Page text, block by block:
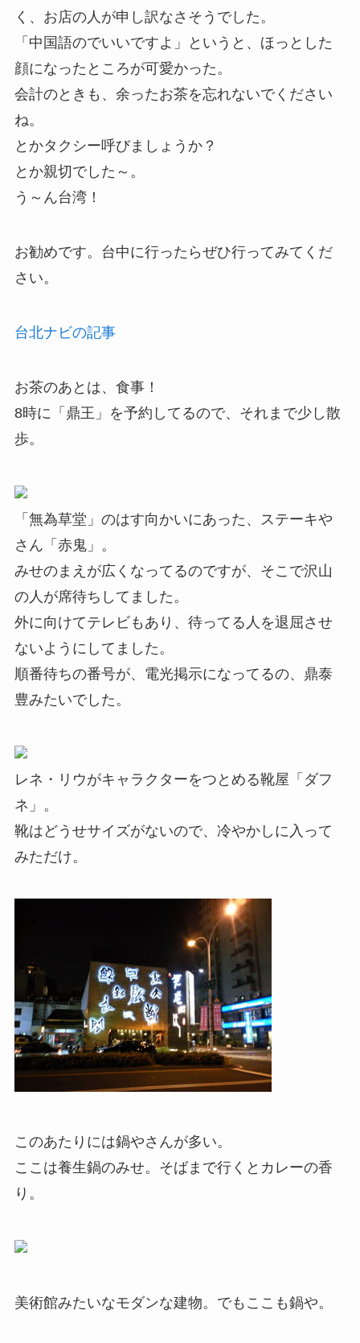
く、お店の人が申し訳なさそうでした。
「中国語のでいいですよ」というと、ほっとした
顔になったところが可愛かった。
会計のときも、余ったお茶を忘れないでください
ね。
とかタクシー呼びましょうか？
とか親切でした～。
う～ん台湾！
お勧めです。台中に行ったらぜひ行ってみてくだ
さい。
台北ナビの記事
お茶のあとは、食事！
8時に「鼎王」を予約してるので、それまで少し散
歩。
「無為草堂」のはす向かいにあった、ステーキや
さん「赤鬼」。
みせのまえが広くなってるのですが、そこで沢山
の人が席待ちしてました。
外に向けてテレビもあり、待ってる人を退屈させ
ないようにしてました。
順番待ちの番号が、電光掲示になってるの、鼎泰
豊みたいでした。
レネ・リウがキャラクターをつとめる靴屋「ダフ
ネ」。
靴はどうせサイズがないので、冷やかしに入って
みただけ。
このあたりには鍋やさんが多い。
ここは養生鍋のみせ。そばまで行くとカレーの香
り。
美術館みたいなモダンな建物。でもここも鍋や。